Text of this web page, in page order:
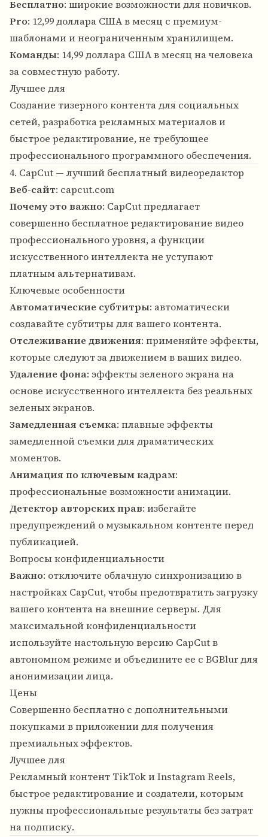
Бесплатно: широкие возможности для новичков.
Pro: 12,99 доллара США в месяц с премиум-
шаблонами и неограниченным хранилищем.
Команды: 14,99 доллара США в месяц на человека
за совместную работу.
Лучшее для
Создание тизерного контента для социальных
сетей, разработка рекламных материалов и
быстрое редактирование, не требующее
профессионального программного обеспечения.
4. CapCut — лучший бесплатный видеоредактор
Веб-сайт: capcut.com
Почему это важно: CapCut предлагает
совершенно бесплатное редактирование видео
профессионального уровня, а функции
искусственного интеллекта не уступают
платным альтернативам.
Ключевые особенности
Автоматические субтитры: автоматически
создавайте субтитры для вашего контента.
Отслеживание движения: применяйте эффекты,
которые следуют за движением в ваших видео.
Удаление фона: эффекты зеленого экрана на
основе искусственного интеллекта без реальных
зеленых экранов.
Замедленная съемка: плавные эффекты
замедленной съемки для драматических
моментов.
Анимация по ключевым кадрам:
профессиональные возможности анимации.
Детектор авторских прав: избегайте
предупреждений о музыкальном контенте перед
публикацией.
Вопросы конфиденциальности
Важно: отключите облачную синхронизацию в
настройках CapCut, чтобы предотвратить загрузку
вашего контента на внешние серверы. Для
максимальной конфиденциальности
используйте настольную версию CapCut в
автономном режиме и объедините ее с BGBlur для
анонимизации лица.
Цены
Совершенно бесплатно с дополнительными
покупками в приложении для получения
премиальных эффектов.
Лучшее для
Рекламный контент TikTok и Instagram Reels,
быстрое редактирование и создатели, которым
нужны профессиональные результаты без затрат
на подписку.